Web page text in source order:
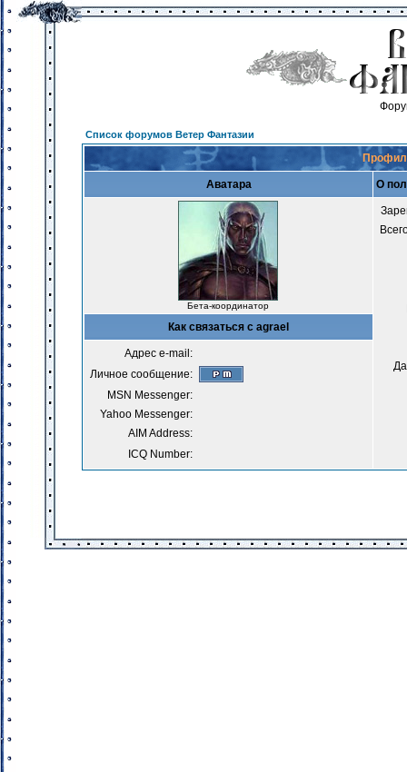
Список форумов Ветер Фантазии
Аватара О
Бета-координатор
Как связаться с agrael
Адрес e-mail:
Личное сообщение:
MSN Messenger:
Yahoo Messenger:
AIM Address:
ICQ Number: